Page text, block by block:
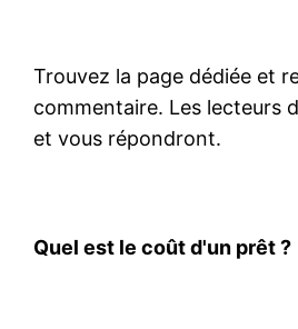
Trouvez la page dédiée et
commentaire. Les lecteurs
et vous répondront.
Quel est le coût d'un prêt ?